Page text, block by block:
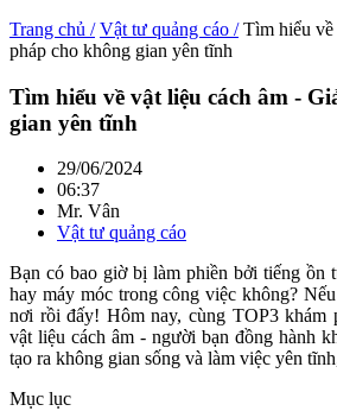
Trang chủ / Vật tư quảng cáo / Tìm hiểu về
pháp cho không gian yên tĩnh
Tìm hiểu về vật liệu cách âm -
gian yên tĩnh
29/06/2024
06:37
Mr. Vân
Vật tư quảng cáo
Bạn có bao giờ bị làm phiền bởi tiếng ồn
hay máy móc trong công việc không?
nơi rồi đấy! Hôm nay, cùng TOP3 khám
vật liệu cách âm - người bạn đồng hành
tạo ra không gian sống và làm việc yên
Mục lục